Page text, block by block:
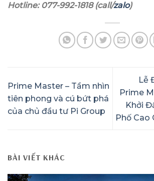
Hotline: 077-992-1818 (call/zalo)
Prime Master – Tầm nhìn
tiên phong và cú bứt phá
của chủ đầu tư Pi Group
Lễ
Prime
Khởi
Phố Cao
BÀI VIẾT KHÁC